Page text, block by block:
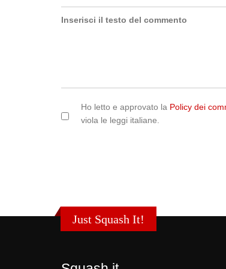
Inserisci il testo del commento
Ho letto e approvato la Policy dei
viola le leggi italiane.
Just Squash It!